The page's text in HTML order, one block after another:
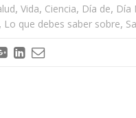
, Vida, Ciencia, Día de, Día
, Lo que debes saber sobre,